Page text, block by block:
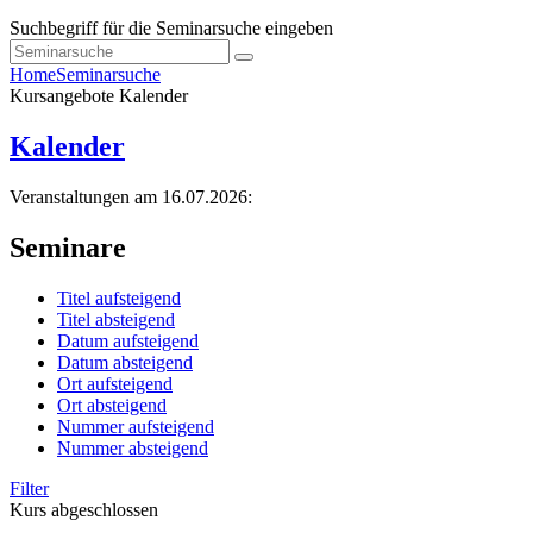
Suchbegriff für die Seminarsuche eingeben
HomeSeminarsuche
Kursangebote Kalender
Kalender
Veranstaltungen am 16.07.2026:
Seminare
Titel aufsteigend
Titel absteigend
Datum aufsteigend
Datum absteigend
Ort aufsteigend
Ort absteigend
Nummer aufsteigend
Nummer absteigend
Filter
Kurs abgeschlossen